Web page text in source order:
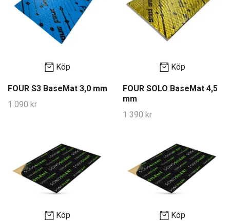
Köp
FOUR S3 BaseMat 3,0 mm
1 090 kr
Köp
FOUR SOLO BaseMat 4,5
mm
1 390 kr
Köp Köp